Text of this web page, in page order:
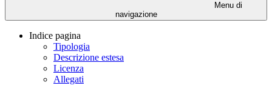
Menu di
navigazione
Indice pagina
Tipologia
Descrizione estesa
Licenza
Allegati